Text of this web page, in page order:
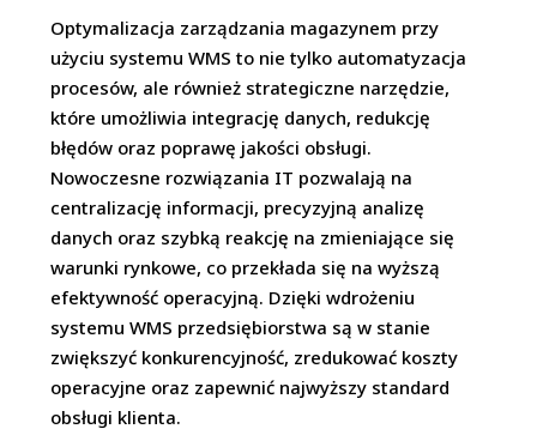
Optymalizacja zarządzania magazynem przy
użyciu systemu WMS to nie tylko automatyzacja
procesów, ale również strategiczne narzędzie,
które umożliwia integrację danych, redukcję
błędów oraz poprawę jakości obsługi.
Nowoczesne rozwiązania IT pozwalają na
centralizację informacji, precyzyjną analizę
danych oraz szybką reakcję na zmieniające się
warunki rynkowe, co przekłada się na wyższą
efektywność operacyjną. Dzięki wdrożeniu
systemu WMS przedsiębiorstwa są w stanie
zwiększyć konkurencyjność, zredukować koszty
operacyjne oraz zapewnić najwyższy standard
obsługi klienta.